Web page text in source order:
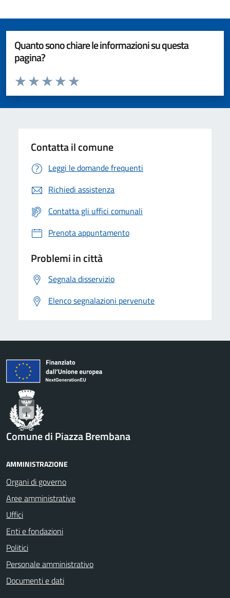
Quanto sono chiare le informazioni su questa
pagina?
Valuta da 1 a 5 stelle la pagina
Valuta 5 stelle su 5
Valuta 4 stelle su 5
Valuta 3 stelle su 5
Valuta 2 stelle su 5
Valuta 1 stelle su 5
Contatta il comune
Leggi le domande frequenti
Richiedi assistenza
Contatta gli uffici comunali
Prenota appuntamento
Problemi in città
Segnala disservizio
Elenco segnalazioni pervenute
Comune di Piazza Brembana
AMMINISTRAZIONE
Organi di governo
Aree amministrative
Uffici
Enti e fondazioni
Politici
Personale amministrativo
Documenti e dati